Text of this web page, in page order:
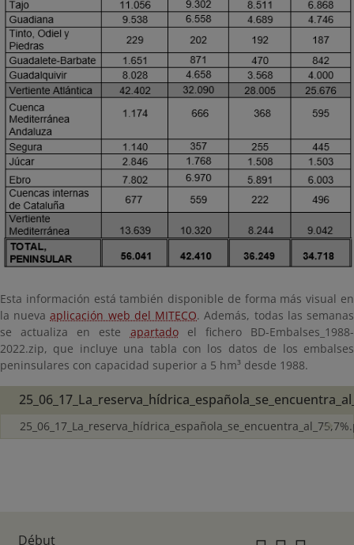
Esta información está también disponible de forma más visual en
la nuevaaplicación web del MITECO. Además, todas las semanas
se actualiza en este apartadoel fichero BD-Embalses_1988-
2022.zip, que incluye una tabla con los datos de los embalses
peninsulares con capacidad superior a 5 hm³ desde 1988.
Début